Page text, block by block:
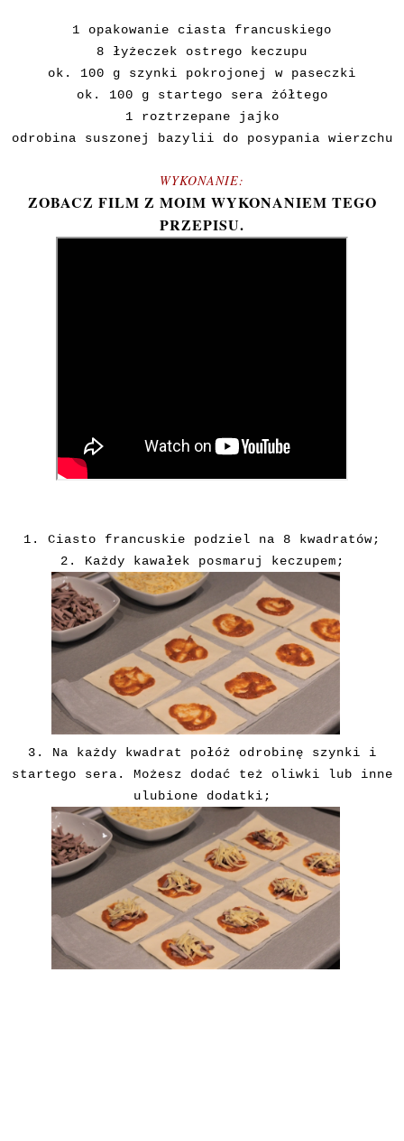
1 opakowanie ciasta francuskiego
8 łyżeczek ostrego keczupu
ok. 100 g szynki pokrojonej w paseczki
ok. 100 g startego sera żółtego
1 roztrzepane jajko
odrobina suszonej bazylii do posypania wierzchu
WYKONANIE:
ZOBACZ FILM Z MOIM WYKONANIEM TEGO
PRZEPISU.
1. Ciasto francuskie podziel na 8 kwadratów;
2. Każdy kawałek posmaruj keczupem;
3. Na każdy kwadrat połóż odrobinę szynki i
startego sera. Możesz dodać też oliwki lub inne
ulubione dodatki;